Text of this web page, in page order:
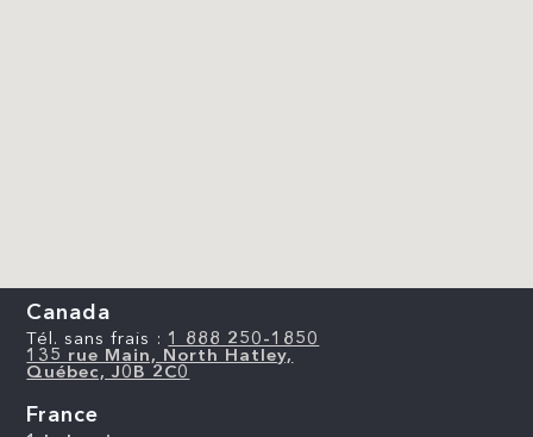
Canada
Tél. sans frais : 1 888 250-1850
135 rue Main, North Hatley,
Québec, J0B 2C0
France